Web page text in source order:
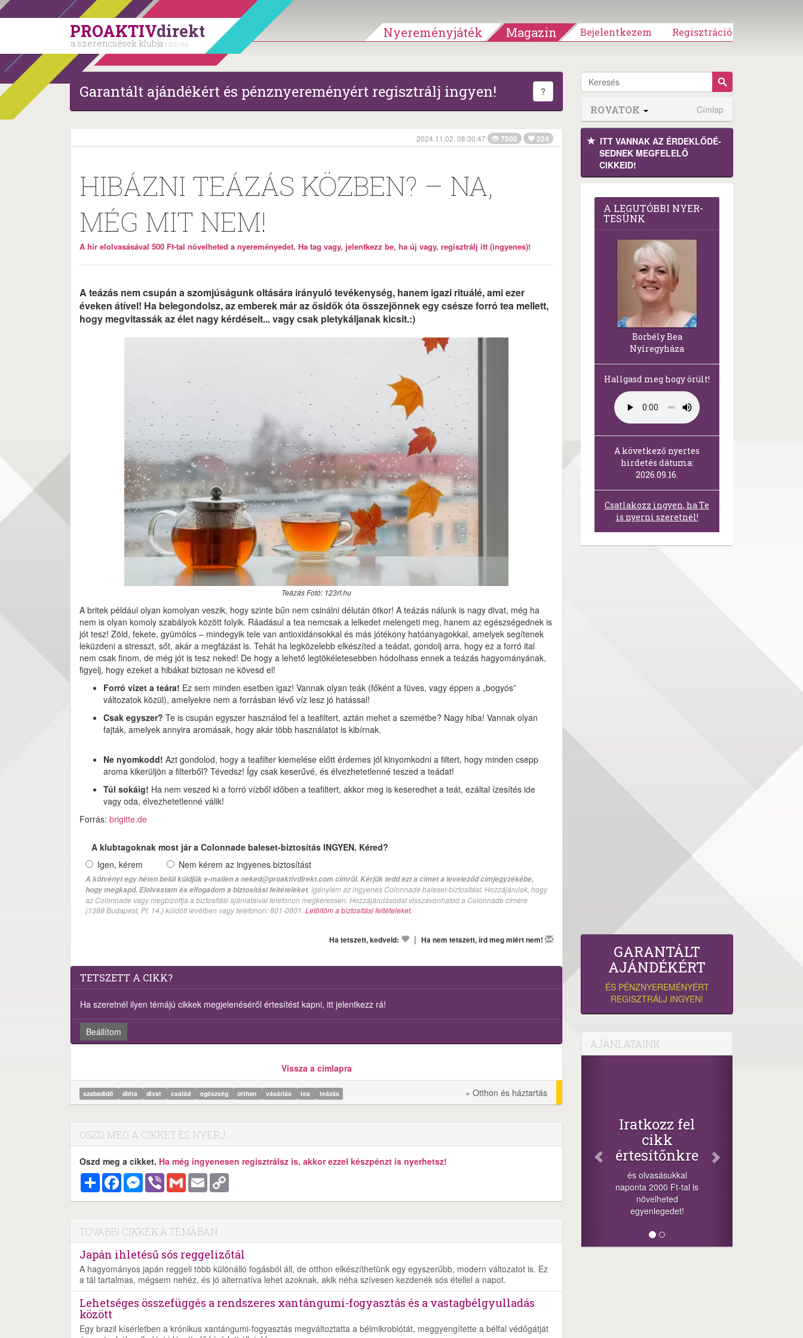
PROAKTIVdirekt
a szerencsések klubja | 2011 óta
Nyereményjáték Magazin Bejelentkezem Regisztráció
Garantált ajándékért és pénznyereményért regisztrálj ingyen! ?
2024.11.02. 08:30:47 7500 224
HIBÁZNI TEÁZÁS KÖZBEN? – NA,
MÉG MIT NEM!
A hír elolvasásával 500 Ft-tal növelheted a nyereményedet. Ha tag vagy, jelentkezz be, ha új vagy, regisztrálj itt (ingyenes)!
A teázás nem csupán a szomjúságunk oltására irányuló tevékenység, hanem igazi rituálé, ami ezer
éveken átível! Ha belegondolsz, az emberek már az ősidők óta összejönnek egy csésze forró tea mellett,
hogy megvitassák az élet nagy kérdéseit... vagy csak pletykáljanak kicsit.:)
Teázás Fotó: 123rf.hu
A britek például olyan komolyan veszik, hogy szinte bűn nem csinálni délután ötkor! A teázás nálunk is nagy divat, még ha
nem is olyan komoly szabályok között folyik. Ráadásul a tea nemcsak a lelkedet melengeti meg, hanem az egészségednek is
jót tesz! Zöld, fekete, gyümölcs – mindegyik tele van antioxidánsokkal és más jótékony hatóanyagokkal, amelyek segítenek
leküzdeni a stresszt, sőt, akár a megfázást is. Tehát ha legközelebb elkészíted a teádat, gondolj arra, hogy ez a forró ital
nem csak finom, de még jót is tesz neked! De hogy a lehető legtökéletesebben hódolhass ennek a teázás hagyományának,
figyelj, hogy ezeket a hibákat biztosan ne kövesd el!
Forró vizet a teára! Ez sem minden esetben igaz! Vannak olyan teák (főként a füves, vagy éppen a „bogyós”
változatok közül), amelyekre nem a forrásban lévő víz lesz jó hatással!
Csak egyszer? Te is csupán egyszer használod fel a teafiltert, aztán mehet a szemétbe? Nagy hiba! Vannak olyan
fajták, amelyek annyira aromásak, hogy akár több használatot is kibírnak.
Ne nyomkodd! Azt gondolod, hogy a teafilter kiemelése előtt érdemes jól kinyomkodni a filtert, hogy minden csepp
aroma kikerüljön a filterből? Tévedsz! Így csak keserűvé, és élvezhetetlenné teszed a teádat!
Túl sokáig! Ha nem veszed ki a forró vízből időben a teafiltert, akkor meg is keseredhet a teát, ezáltal ízesítés ide
vagy oda, élvezhetetlenné válik!
Forrás: brigitte.de
A klubtagoknak most jár a Colonnade baleset-biztosítás INGYEN. Kéred?
Igen, kérem
Nem kérem az ingyenes biztosítást
A kötvényt egy héten belül küldjük e-mailen a neked@proaktivdirekt.com címről. Kérjük tedd ezt a címet a leveleződ címjegyzékébe,
hogy megkapd. Elolvastam és elfogadom a biztosítási feltételeket, igénylem az ingyenes Colonnade baleset-biztosítást. Hozzájárulok, hogy
az Colonnade vagy megbízottja a biztosítási ajánlataival telefonon megkeressen. Hozzájárulásodat visszavonhatod a Colonnade címére
(1388 Budapest, Pf. 14.) küldött levélben vagy telefonon: 801-0801. Letöltöm a biztosítási feltételeket.
Ha tetszett, kedveld: | Ha nem tetszett, írd meg miért nem!
TETSZETT A CIKK?
Ha szeretnél ilyen témájú cikkek megjelenéséről értesítést kapni, itt jelentkezz rá!
Beállítom
Vissza a címlapra
szabadidő diéta divat család egészség otthon vásárlás tea teázás » Otthon és háztartás
OSZD MEG A CIKKET ÉS NYERJ...
Oszd meg a cikket. Ha még ingyenesen regisztrálsz is, akkor ezzel készpénzt is nyerhetsz!
MegosztásFacebookMessenger
Viber Gmail Email
TOVÁBBI CIKKEK A TÉMÁBAN
Japán ihletésű sós reggelizőtál
A hagyományos japán reggeli több különálló fogásból áll, de otthon elkészíthetünk egy egyszerűbb, modern változatot is. Ez
a tál tartalmas, mégsem nehéz, és jó alternatíva lehet azoknak, akik néha szívesen kezdenék sós étellel a napot.
Lehetséges összefüggés a rendszeres xantángumi-fogyasztás és a vastagbélgyulladás
között
Egy brazil kísérletben a krónikus xantángumi-fogyasztás megváltoztatta a bélmikrobiótát, meggyengítette a bélfal védőgátját
ROVATOK Címlap
ITT VANNAK AZ ÉRDEK­LŐDÉ­
SEDNEK MEGFE­LELŐ
CIKKEID!
A LEG­U­TÓB­BI NYER­
TE­SÜNK
Borbély Bea
Nyíregyháza
Hallgasd meg hogy örült!
A következő nyertes
hirdetés dátuma:
2026.09.16.
Csatlakozz ingyen, ha Te
is nyerni szeretnél!
GARANTÁLT
AJÁNDÉKÉRT
ÉS PÉNZNYEREMÉNYÉRT
REGISZTRÁLJ INGYEN!
AJÁNLATAINK
Iratkozz fel
cikk
értesítőnkre
és olvasásukkal
naponta 2000 Ft-tal is
növelheted
egyenlegedet!